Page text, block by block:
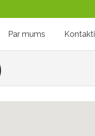
Par mums Kontakti